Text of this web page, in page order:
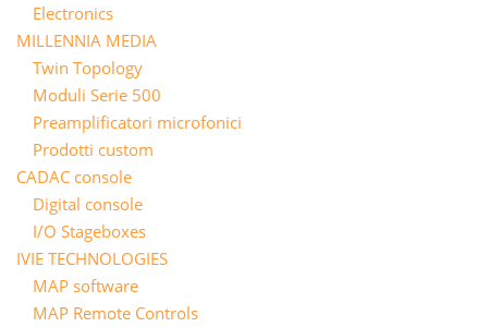
Electronics
MILLENNIA MEDIA
Twin Topology
Moduli Serie 500
Preamplificatori microfonici
Prodotti custom
CADAC console
Digital console
I/O Stageboxes
IVIE TECHNOLOGIES
MAP software
MAP Remote Controls